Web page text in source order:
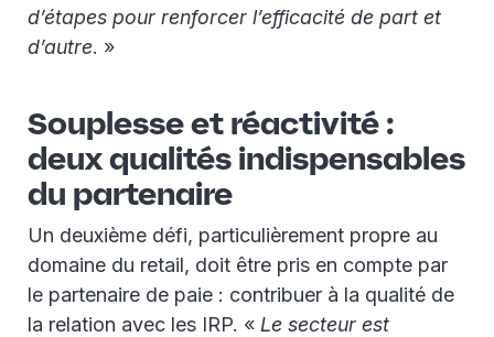
d’étapes pour renforcer l’efficacité de part et
d’autre. »
Souplesse et réactivité :
deux qualités indispensables
du partenaire
Un deuxième défi, particulièrement propre au
domaine du retail, doit être pris en compte par
le partenaire de paie : contribuer à la qualité de
la relation avec les IRP. « Le secteur est